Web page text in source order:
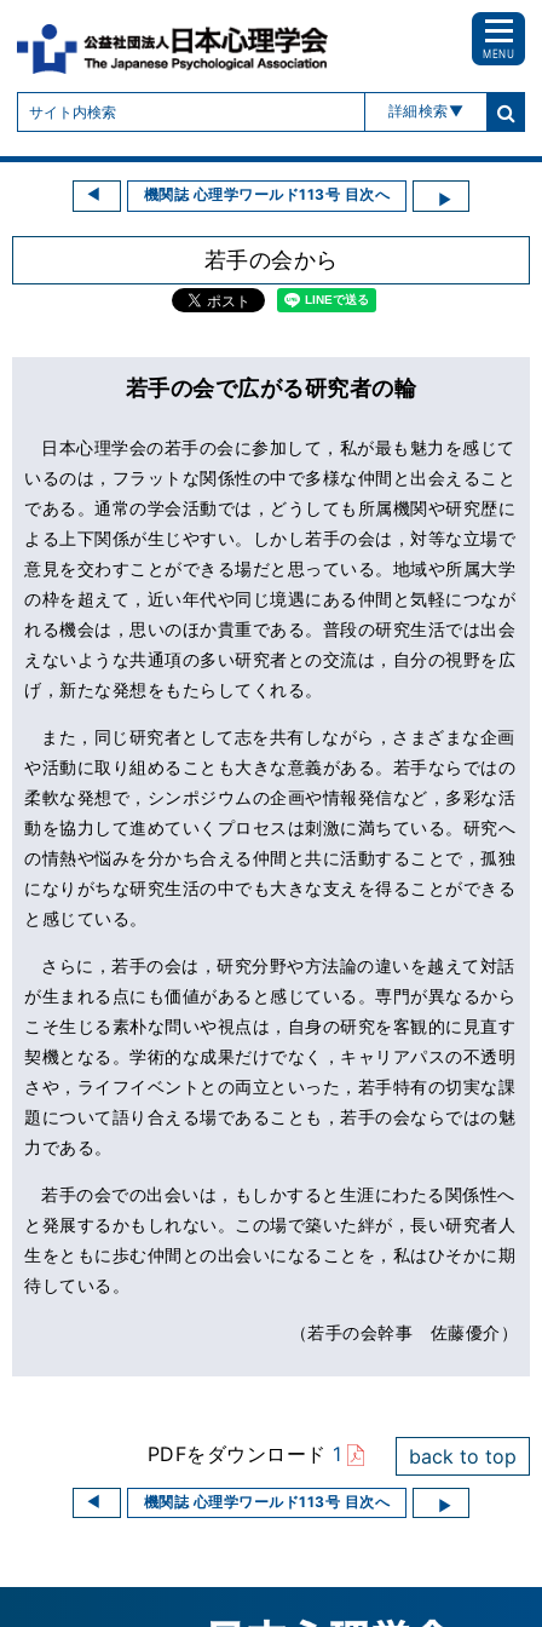
詳細検索
MENU
機関誌 心理学ワールド113号 目次へ
若手の会から
若手の会で広がる研究者の輪
日本心理学会の若手の会に参加して，私が最も魅力を感じて
いるのは，フラットな関係性の中で多様な仲間と出会えること
である。通常の学会活動では，どうしても所属機関や研究歴に
よる上下関係が生じやすい。しかし若手の会は，対等な立場で
意見を交わすことができる場だと思っている。地域や所属大学
の枠を超えて，近い年代や同じ境遇にある仲間と気軽につなが
れる機会は，思いのほか貴重である。普段の研究生活では出会
えないような共通項の多い研究者との交流は，自分の視野を広
げ，新たな発想をもたらしてくれる。
また，同じ研究者として志を共有しながら，さまざまな企画
や活動に取り組めることも大きな意義がある。若手ならではの
柔軟な発想で，シンポジウムの企画や情報発信など，多彩な活
動を協力して進めていくプロセスは刺激に満ちている。研究へ
の情熱や悩みを分かち合える仲間と共に活動することで，孤独
になりがちな研究生活の中でも大きな支えを得ることができる
と感じている。
さらに，若手の会は，研究分野や方法論の違いを越えて対話
が生まれる点にも価値があると感じている。専門が異なるから
こそ生じる素朴な問いや視点は，自身の研究を客観的に見直す
契機となる。学術的な成果だけでなく，キャリアパスの不透明
さや，ライフイベントとの両立といった，若手特有の切実な課
題について語り合える場であることも，若手の会ならではの魅
力である。
若手の会での出会いは，もしかすると生涯にわたる関係性へ
と発展するかもしれない。この場で築いた絆が，長い研究者人
生をともに歩む仲間との出会いになることを，私はひそかに期
待している。
（若手の会幹事 佐藤優介）
PDFをダウンロード 1 back to top
機関誌 心理学ワールド113号 目次へ